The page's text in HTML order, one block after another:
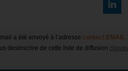
a été envoyé à l’adresse contact.EMAIL
desinscrire de cette liste de diffusion